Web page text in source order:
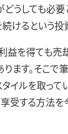
うしても必要
けるという投
益を得ても売
ます。そこで
イルを取っ
受する方法